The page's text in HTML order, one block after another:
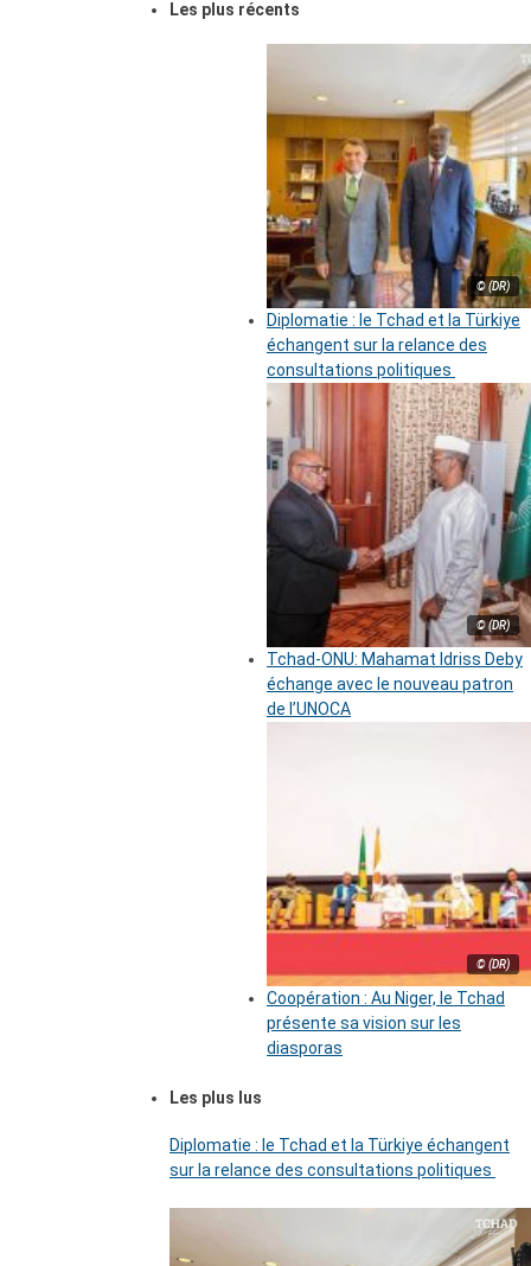
Les plus récents
© (DR)
Diplomatie : le Tchad et la Türkiye
échangent sur la relance des
consultations politiques
© (DR)
Tchad-ONU: Mahamat Idriss Deby
échange avec le nouveau patron
de l’UNOCA
© (DR)
Coopération : Au Niger, le Tchad
présente sa vision sur les
diasporas
Les plus lus
Diplomatie : le Tchad et la Türkiye échangent
sur la relance des consultations politiques